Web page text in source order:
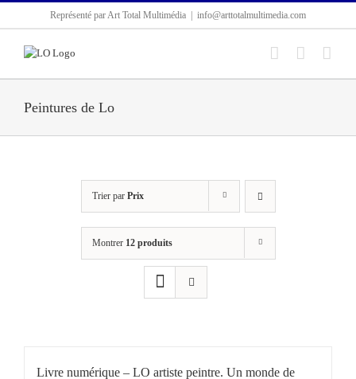
Représenté par Art Total Multimédia info@arttotalmultimedia.com
Peintures de Lo
Trier par Prix
Montrer 12 produits
Livre numérique – LO artiste peintre. Un monde de